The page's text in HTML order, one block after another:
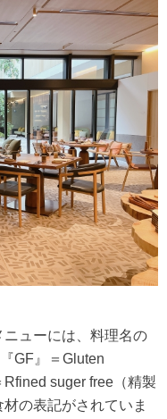
ニューには、料理名の
GF』＝Gluten
suger free（精製
の表記がされていま